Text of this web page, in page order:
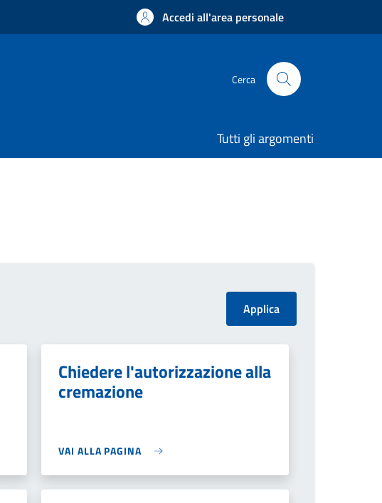
Accedi all'area personale
Cerca
Tutti gli argomenti
Chiedere l'autorizzazione alla
cremazione
VAI ALLA PAGINA